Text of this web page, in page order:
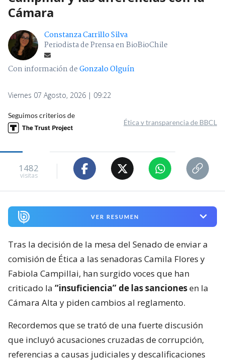
Cámara
Constanza Carrillo Silva
Periodista de Prensa en BioBioChile
Con información deGonzalo Olguín
Viernes 07 Agosto, 2026 | 09:22
Seguimos criterios de
Ética y transparencia de BBCL
1482
visitas
VER RESUMEN
Tras la decisión de la mesa del Senado de enviar a
comisión de Ética a las senadoras Camila Flores y
Fabiola Campillai, han surgido voces que han
criticado la “insuficiencia” de las sancionesen la
Cámara Alta y piden cambios al reglamento.
Recordemos que se trató de una fuerte discusión
que incluyó acusaciones cruzadas de corrupción,
referencias a causas judiciales y descalificaciones